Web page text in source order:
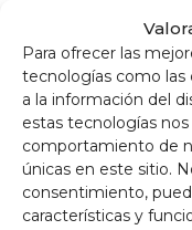
Para ofrecer las
tecnologías como las
a la información del
estas tecnologías
comportamiento de
únicas en este sitio.
consentimiento,
características y
sucção que são
Composição
Alumínio de 90
resistente a
Polietileno
Película de
Polietileno
Filme de
Polietileno
Filme de alumínio